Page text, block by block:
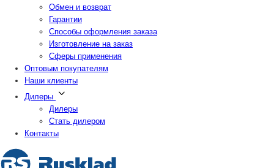
Обмен и возврат
Гарантии
Способы оформления заказа
Изготовление на заказ
Сферы применения
Оптовым покупателям
Наши клиенты
Дилеры
Дилеры
Стать дилером
Контакты